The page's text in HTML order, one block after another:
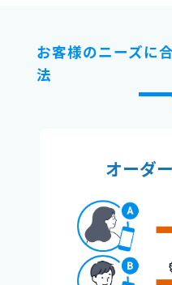
お客様のニーズに
法
オーダ